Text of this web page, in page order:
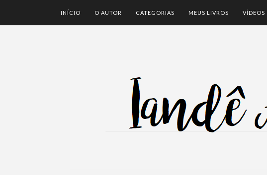
INÍCIO O AUTOR CATEGORIAS MEUS LIVROS VÍDEOS